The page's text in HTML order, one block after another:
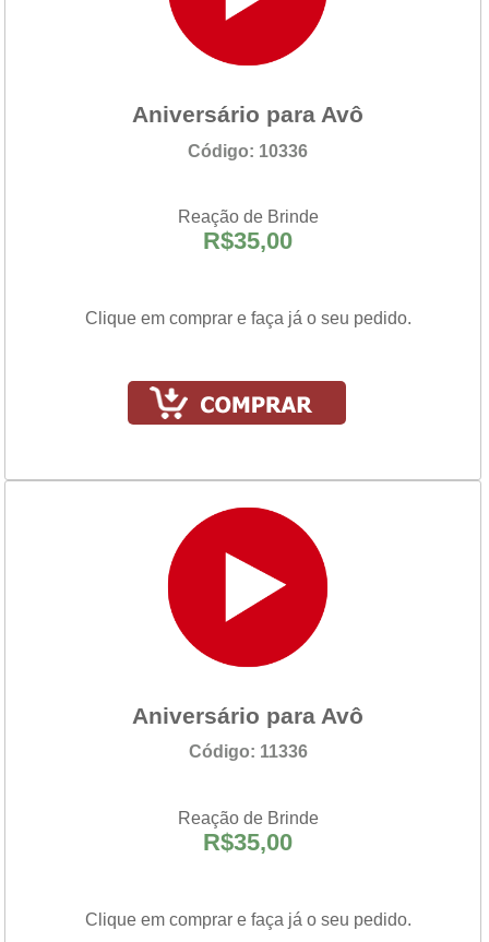
Aniversário para Avô
Código: 10336
Reação de Brinde
R$35,00
Clique em comprar e faça já o seu pedido.
Aniversário para Avô
Código: 11336
Reação de Brinde
R$35,00
Clique em comprar e faça já o seu pedido.